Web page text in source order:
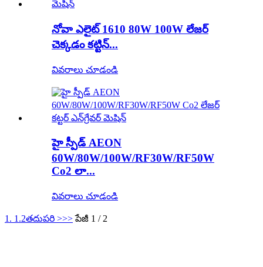
నోవా ఎలైట్ 1610 80W 100W లేజర్
చెక్కడం కట్టిన్...
వివరాలు చూడండి
హై స్పీడ్ AEON
60W/80W/100W/RF30W/RF50W
Co2 లా...
వివరాలు చూడండి
1. 1.2తదుపరి >>> పేజీ 1 / 2